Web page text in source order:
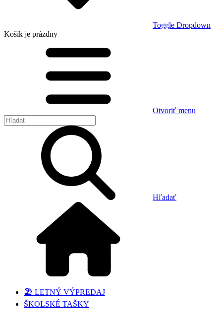
Toggle Dropdown
Košík je prázdny
Otvoriť menu
Hľadať
🏖️ LETNÝ VÝPREDAJ
ŠKOLSKÉ TAŠKY